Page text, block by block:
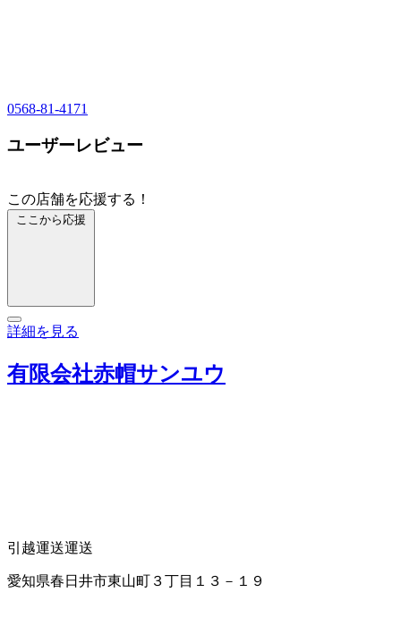
0568-81-4171
ユーザーレビュー
この店舗を応援する！
ここから応援
詳細を見る
有限会社赤帽サンユウ
引越運送運送
愛知県春日井市東山町３丁目１３－１９